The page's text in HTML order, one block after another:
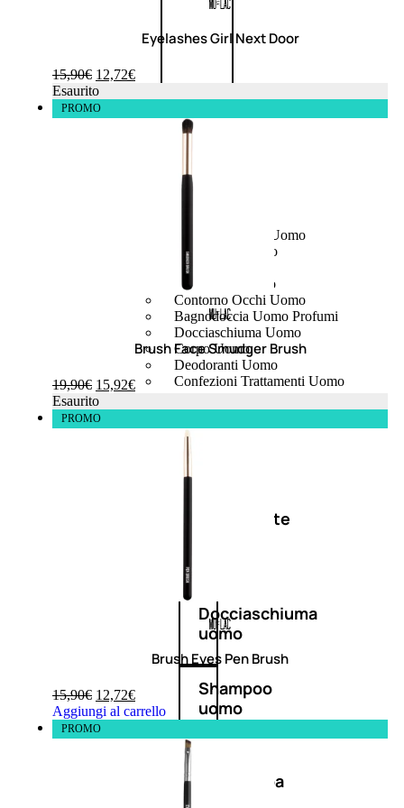
Detergente Viso Uomo
Dopobarba Uomo
Antieta Uomo
Anticaduta Uomo
Contorno Occhi Uomo
Bagnodoccia Uomo Profumi
Docciaschiuma Uomo
Corpo Uomo
Deodoranti Uomo
Confezioni Trattamenti Uomo
Detergente
Docciaschiuma
uomo
Shampoo
uomo
Dopobarba
Eyelashes Girl Next Door
15,90€ 12,72€
Esaurito
PROMO
Brush Face Smudger Brush
19,90€ 15,92€
Esaurito
PROMO
Brush Eyes Pen Brush
15,90€ 12,72€
Aggiungi al carrello
PROMO